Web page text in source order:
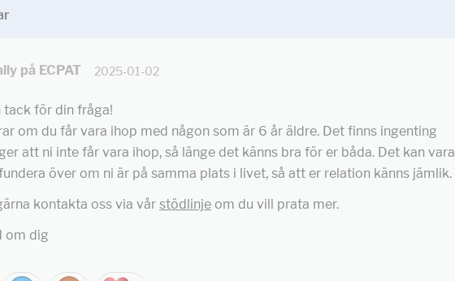
på ECPAT 2025-01-02
tack för din fråga!
om du får vara ihop med någon som är 6 år äldre. Det finns ingenting
att ni inte får vara ihop, så länge det känns bra för er båda. Det kan vara
över om ni är på samma plats i livet, så att er relation känns jämlik.
kontakta oss via vår stödlinje om du vill prata mer.
om dig